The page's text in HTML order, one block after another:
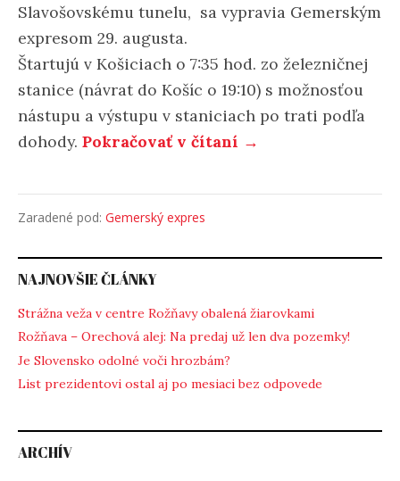
Slavošovskému tunelu, sa vypravia Gemerským
expresom 29. augusta.
Štartujú v Košiciach o 7:35 hod. zo železničnej
stanice (návrat do Košíc o 19:10) s možnosťou
nástupu a výstupu v staniciach po trati podľa
dohody. Pokračovať v čítaní →
Zaradené pod: Gemerský expres
NAJNOVŠIE ČLÁNKY
Strážna veža v centre Rožňavy obalená žiarovkami
Rožňava – Orechová alej: Na predaj už len dva pozemky!
Je Slovensko odolné voči hrozbám?
List prezidentovi ostal aj po mesiaci bez odpovede
ARCHÍV